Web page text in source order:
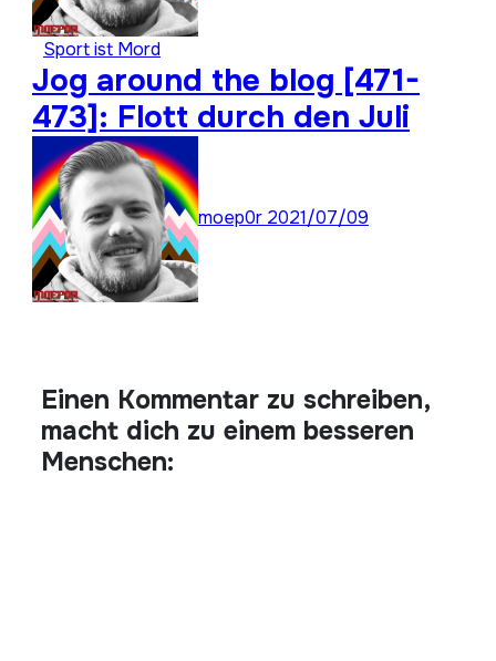
Sport ist Mord
Jog around the blog [471-
473]: Flott durch den Juli
moep0r 2021/07/09
Einen Kommentar zu schreiben,
macht dich zu einem besseren
Menschen: